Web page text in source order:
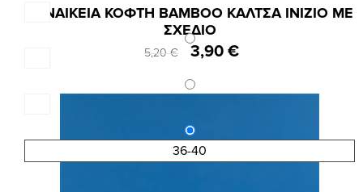
36-40
ΓΥΝΑΙΚΕΙΑ ΚΟΦΤΗ BAMBOO ΚΑΛΤΣΑ INIZIO ME
ΣΧΕΔΙΟ
5,20 € 3,90 €